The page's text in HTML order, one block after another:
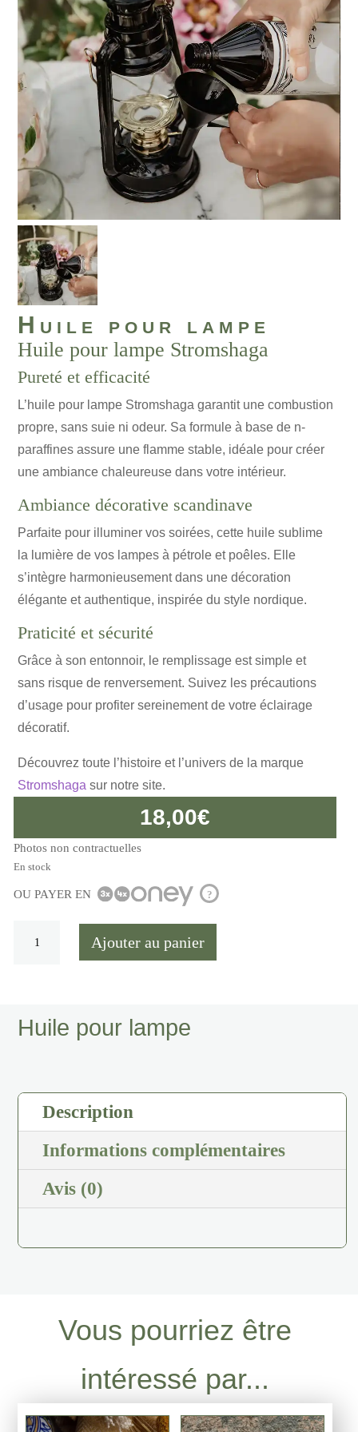
Huile pour lampe
Huile pour lampe Stromshaga
Pureté et efficacité
L’huile pour lampe Stromshaga garantit une combustion
propre, sans suie ni odeur. Sa formule à base de n-
paraffines assure une flamme stable, idéale pour créer
une ambiance chaleureuse dans votre intérieur.
Ambiance décorative scandinave
Parfaite pour illuminer vos soirées, cette huile sublime
la lumière de vos lampes à pétrole et poêles. Elle
s’intègre harmonieusement dans une décoration
élégante et authentique, inspirée du style nordique.
Praticité et sécurité
Grâce à son entonnoir, le remplissage est simple et
sans risque de renversement. Suivez les précautions
d’usage pour profiter sereinement de votre éclairage
décoratif.
Découvrez toute l’histoire et l’univers de la marque
Stromshaga sur notre site.
18,00€
Photos non contractuelles
En stock
OU PAYER EN ?
Ajouter au panier
Huile pour lampe
Description
Informations complémentaires
Avis (0)
Vous pourriez être
intéressé par...